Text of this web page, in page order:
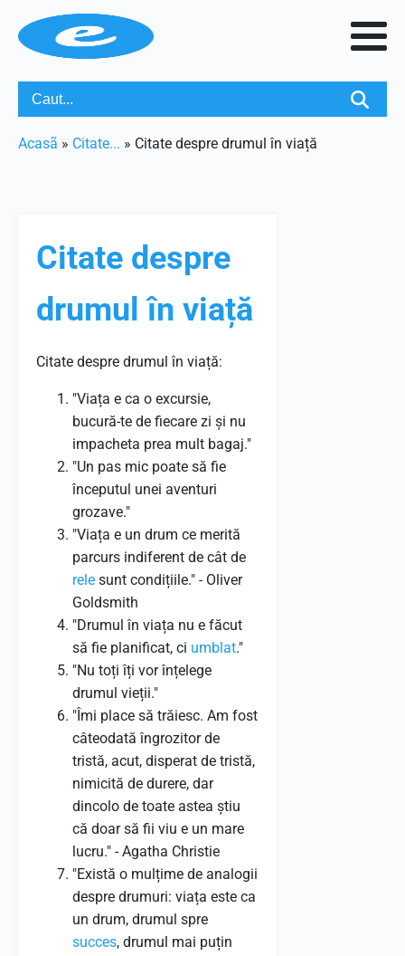
Acasã » Citate... » Citate despre drumul în viață
Citate despre
drumul în viață
Citate despre drumul în viață:
"Viața e ca o excursie,
bucură-te de fiecare zi și nu
impacheta prea mult bagaj."
"Un pas mic poate să fie
începutul unei aventuri
grozave."
"Viața e un drum ce merită
parcurs indiferent de cât de
rele sunt condițiile." - Oliver
Goldsmith
"Drumul în viața nu e făcut
să fie planificat, ci umblat."
"Nu toți îți vor înțelege
drumul vieții."​​
"Îmi place să trăiesc. Am fost
câteodată îngrozitor de
tristă, acut, disperat de tristă,
nimicită de durere, dar
dincolo de toate astea știu
că doar să fii viu e un mare
lucru." - Agatha Christie​​
"Există o mulțime de analogii
despre drumuri: viața este ca
un drum, drumul spre
succes, drumul mai puțin